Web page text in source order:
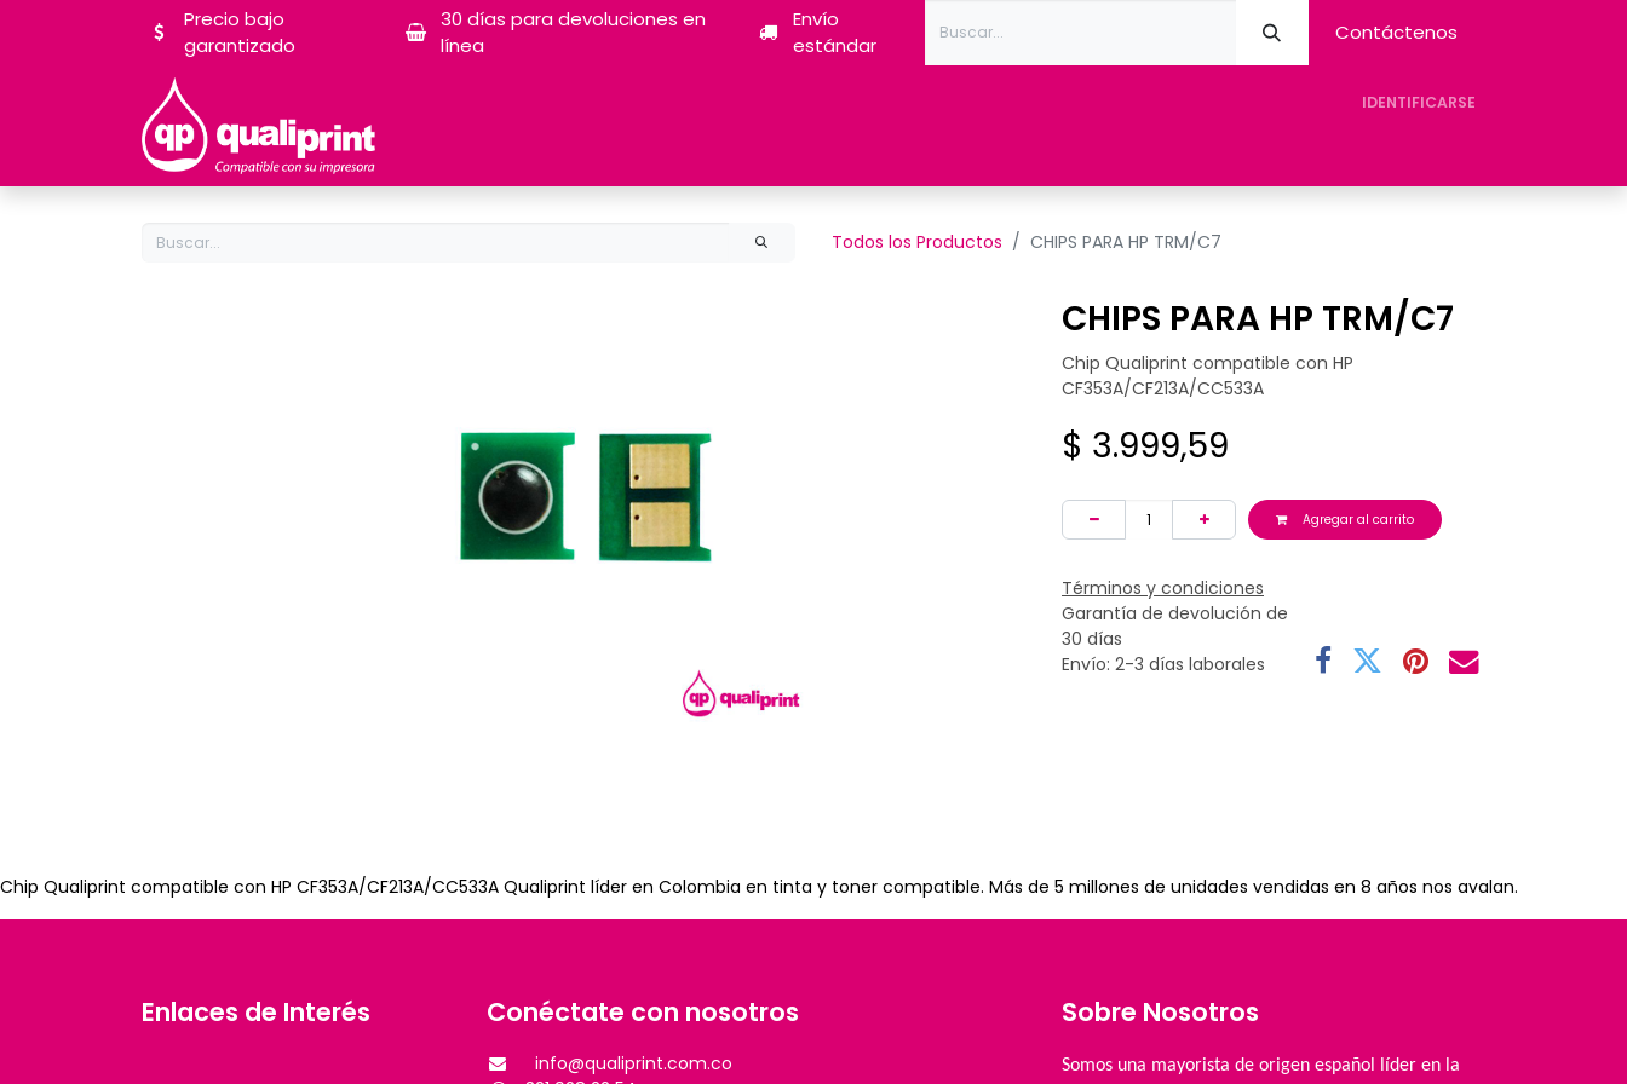
Precio bajo
garantizado
30 días para devoluciones en
línea
Envío
estándar
Contáctenos
IDENTIFICARSE
Todos los Productos CHIPS PARA HP TRM/C7
CHIPS PARA HP TRM/C7
Chip Qualiprint compatible con HP
CF353A/CF213A/CC533A
$ 3.999,59
Agregar al carrito
Términos y condiciones
Garantía de devolución de
30 días
Envío: 2-3 días laborales
Chip Qualiprint compatible con HP CF353A/CF213A/CC533A Qualiprint líder en Colombia en tinta y toner compatible. Más de 5 millones de unidades vendidas en 8 años nos avalan.
Enlaces de Interés Conéctate con nosotros
info@qualiprint.com.co
Sobre Nosotros
Somos una mayorista de origen español líder en la